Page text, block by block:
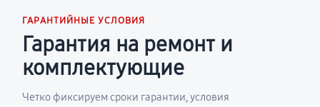
ГАРАНТИЙНЫЕ УСЛОВИЯ
Гарантия на ремонт и
комплектующие
Четко фиксируем сроки гарантии, условия